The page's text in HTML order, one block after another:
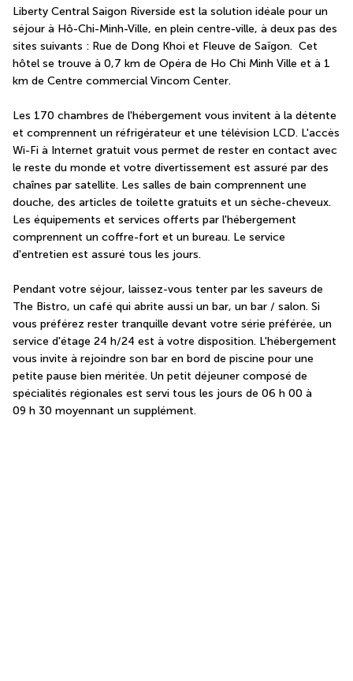
Liberty Central Saigon Riverside est la solution idéale pour un
séjour à Hô-Chi-Minh-Ville, en plein centre-ville, à deux pas des
sites suivants : Rue de Dong Khoi et Fleuve de Saïgon.  Cet
hôtel se trouve à 0,7 km de Opéra de Ho Chi Minh Ville et à 1
km de Centre commercial Vincom Center.
Les 170 chambres de l'hébergement vous invitent à la détente
et comprennent un réfrigérateur et une télévision LCD. L'accès
Wi-Fi à Internet gratuit vous permet de rester en contact avec
le reste du monde et votre divertissement est assuré par des
chaînes par satellite. Les salles de bain comprennent une
douche, des articles de toilette gratuits et un sèche-cheveux.
Les équipements et services offerts par l'hébergement
comprennent un coffre-fort et un bureau. Le service
d'entretien est assuré tous les jours.
Pendant votre séjour, laissez-vous tenter par les saveurs de
The Bistro, un café qui abrite aussi un bar, un bar / salon. Si
vous préférez rester tranquille devant votre série préférée, un
service d'étage 24 h/24 est à votre disposition. L'hébergement
vous invite à rejoindre son bar en bord de piscine pour une
petite pause bien méritée. Un petit déjeuner composé de
spécialités régionales est servi tous les jours de 06 h 00 à
09 h 30 moyennant un supplément.